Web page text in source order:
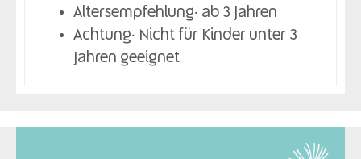
Altersempfehlung: ab 3 Jahren
Achtung: Nicht für Kinder unter 3
Jahren geeignet